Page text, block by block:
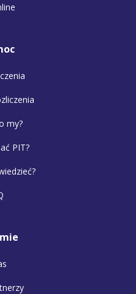
my?
PIT?